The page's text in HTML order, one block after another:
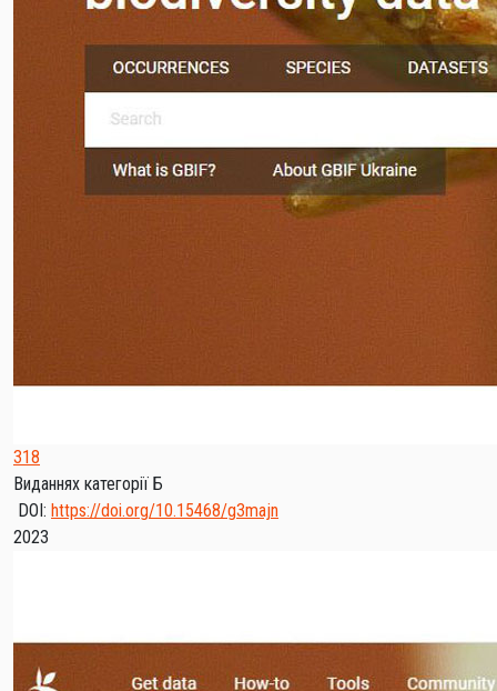
318
Виданнях категорії Б
DOI: https://doi.org/10.15468/g3majn
2023